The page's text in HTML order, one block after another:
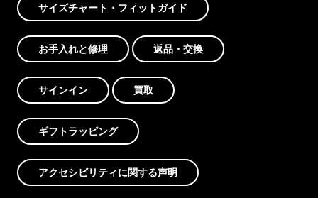
サイズチャート・フィットガイド
お手入れと修理 返品・交換
サインイン 買取
ギフトラッピング
アクセシビリティに関する声明